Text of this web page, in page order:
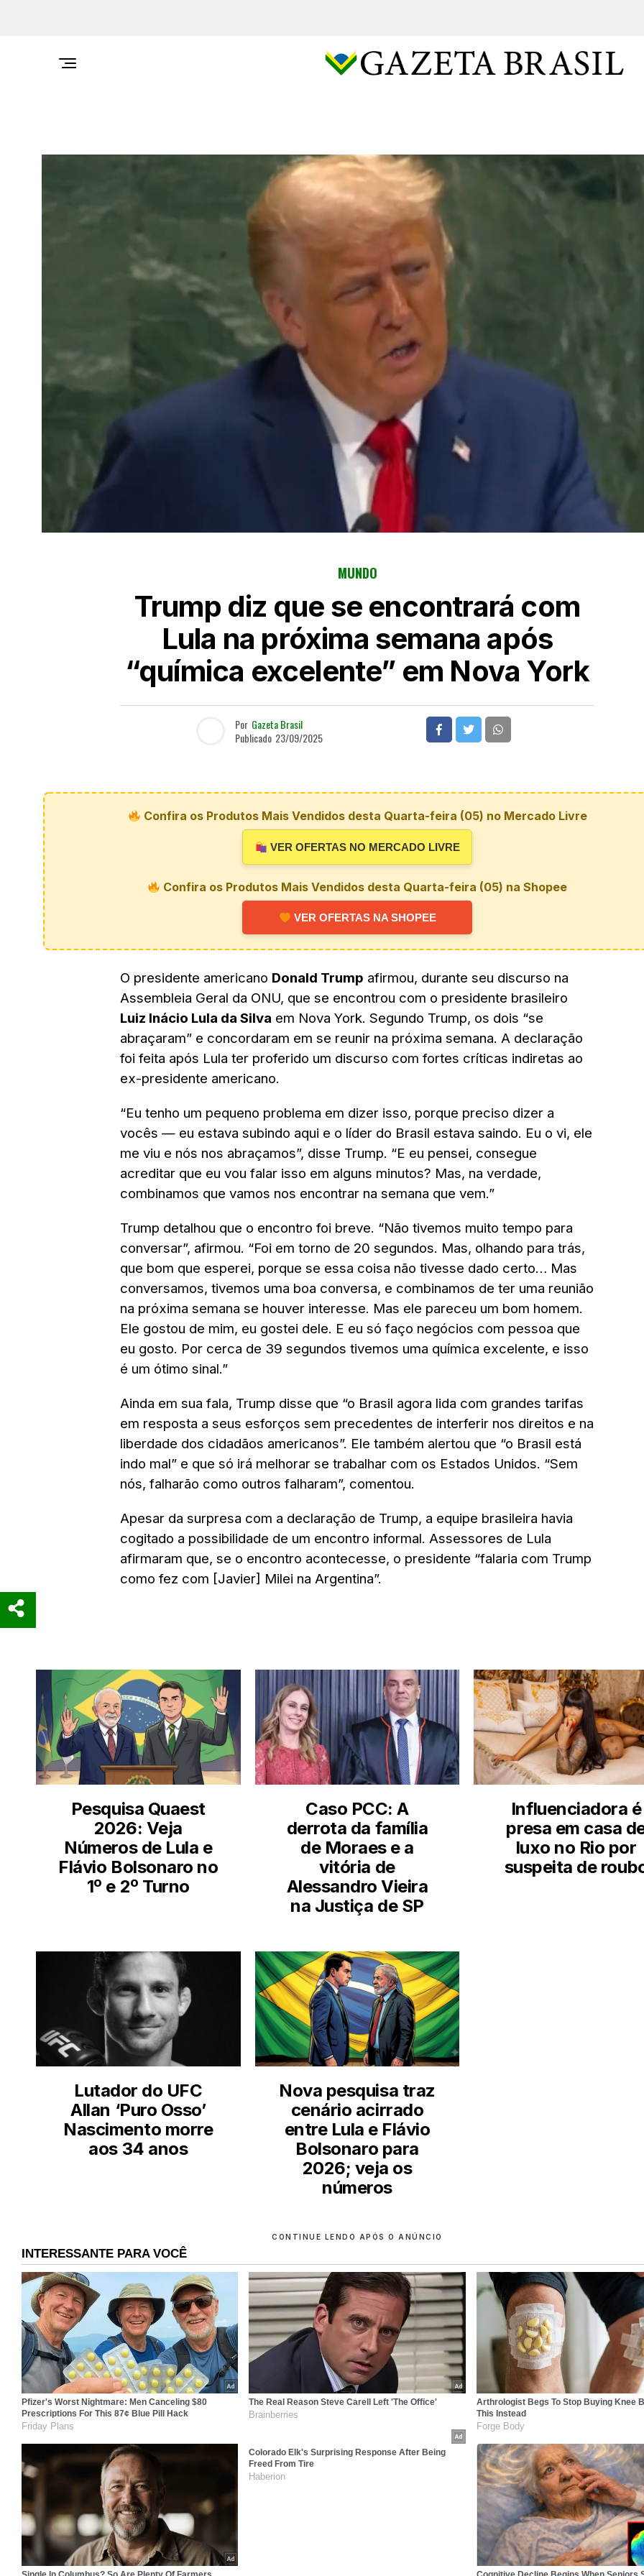
MUNDO
Trump diz que se encontrará com
Lula na próxima semana após
“química excelente” em Nova York
Por Gazeta Brasil
Publicado 23/09/2025
Confira os Produtos Mais Vendidos desta Quarta-feira (05) no Mercado Livre
VER OFERTAS NO MERCADO LIVRE
Confira os Produtos Mais Vendidos desta Quarta-feira (05) na Shopee
VER OFERTAS NA SHOPEE
O presidente americano Donald Trump afirmou, durante seu discurso na
Assembleia Geral da ONU, que se encontrou com o presidente brasileiro
Luiz Inácio Lula da Silva em Nova York. Segundo Trump, os dois “se
abraçaram” e concordaram em se reunir na próxima semana. A declaração
foi feita após Lula ter proferido um discurso com fortes críticas indiretas ao
ex-presidente americano.
“Eu tenho um pequeno problema em dizer isso, porque preciso dizer a
vocês — eu estava subindo aqui e o líder do Brasil estava saindo. Eu o vi, ele
me viu e nós nos abraçamos”, disse Trump. “E eu pensei, consegue
acreditar que eu vou falar isso em alguns minutos? Mas, na verdade,
combinamos que vamos nos encontrar na semana que vem.”
Trump detalhou que o encontro foi breve. “Não tivemos muito tempo para
conversar”, afirmou. “Foi em torno de 20 segundos. Mas, olhando para trás,
que bom que esperei, porque se essa coisa não tivesse dado certo… Mas
conversamos, tivemos uma boa conversa, e combinamos de ter uma reunião
na próxima semana se houver interesse. Mas ele pareceu um bom homem.
Ele gostou de mim, eu gostei dele. E eu só faço negócios com pessoa que
eu gosto. Por cerca de 39 segundos tivemos uma química excelente, e isso
é um ótimo sinal.”
Ainda em sua fala, Trump disse que “o Brasil agora lida com grandes tarifas
em resposta a seus esforços sem precedentes de interferir nos direitos e na
liberdade dos cidadãos americanos”. Ele também alertou que “o Brasil está
indo mal” e que só irá melhorar se trabalhar com os Estados Unidos. “Sem
nós, falharão como outros falharam”, comentou.
Apesar da surpresa com a declaração de Trump, a equipe brasileira havia
cogitado a possibilidade de um encontro informal. Assessores de Lula
afirmaram que, se o encontro acontecesse, o presidente “falaria com Trump
como fez com [Javier] Milei na Argentina”.
Pesquisa Quaest
2026: Veja
Números de Lula e
Flávio Bolsonaro no
1º e 2º Turno
Caso PCC: A
derrota da família
de Moraes e a
vitória de
Alessandro Vieira
na Justiça de SP
Influenciadora é
presa em casa
luxo no Rio por
suspeita de
Lutador do UFC
Allan ‘Puro Osso’
Nascimento morre
aos 34 anos
Nova pesquisa traz
cenário acirrado
entre Lula e Flávio
Bolsonaro para
2026; veja os
números
CONTINUE LENDO APÓS O ANÚNCIO
INTERESSANTE PARA VOCÊ
Pfizer's Worst Nightmare: Men Canceling $80
Prescriptions For This 87¢ Blue Pill Hack
Friday Plans
The Real Reason Steve Carell Left 'The Office'
Brainberries
Arthrologist Begs To Stop Buying Knee
This Instead
Forge Body
Colorado Elk's Surprising Response After Being
Freed From Tire
Haberion